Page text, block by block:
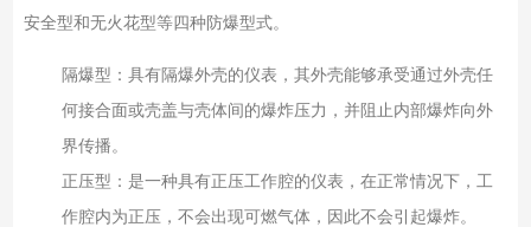
安全型和无火花型等四种防爆型式。
隔爆型：具有隔爆外壳的仪表，其外壳能够承受通过外壳任
何接合面或壳盖与壳体间的爆炸压力，并阻止内部爆炸向外
界传播。
正压型：是一种具有正压工作腔的仪表，在正常情况下，工
作腔内为正压，不会出现可燃气体，因此不会引起爆炸。